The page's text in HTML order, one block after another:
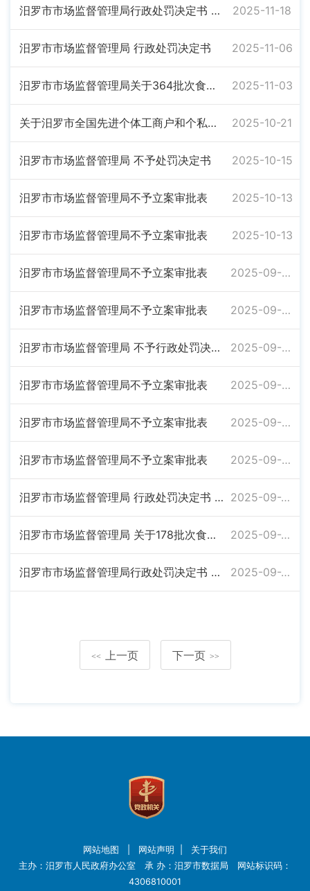
汨罗市市场监督管理局行政处罚决定书 汨市监处罚〔2025〕149号 2025-11-18
汨罗市市场监督管理局 行政处罚决定书 2025-11-06
汨罗市市场监督管理局关于364批次食品及食用农产品监督抽检情况的通告 2025-11-03
关于汨罗市全国先进个体工商户和个私协会系统先进工作者的公示 2025-10-21
汨罗市市场监督管理局 不予处罚决定书 2025-10-15
汨罗市市场监督管理局不予立案审批表 2025-10-13
汨罗市市场监督管理局不予立案审批表 2025-10-13
汨罗市市场监督管理局不予立案审批表 2025-09-30
汨罗市市场监督管理局不予立案审批表 2025-09-30
汨罗市市场监督管理局 不予行政处罚决定书 汨市监不罚〔2025〕22号 2025-09-30
汨罗市市场监督管理局不予立案审批表 2025-09-30
汨罗市市场监督管理局不予立案审批表 2025-09-30
汨罗市市场监督管理局不予立案审批表 2025-09-30
汨罗市市场监督管理局 行政处罚决定书 汨市监处罚〔2025〕122号 2025-09-26
汨罗市市场监督管理局 关于178批次食品抽检情况的通告 2025-09-25
汨罗市市场监督管理局行政处罚决定书 汨市监处罚〔2025〕110号 2025-09-25
<< 上一页 下一页 >>
网站地图 网站声明
关于我们
主办：汨罗市人民政府办公室 承 办：汨罗市数据局 网站标识码：
4306810001